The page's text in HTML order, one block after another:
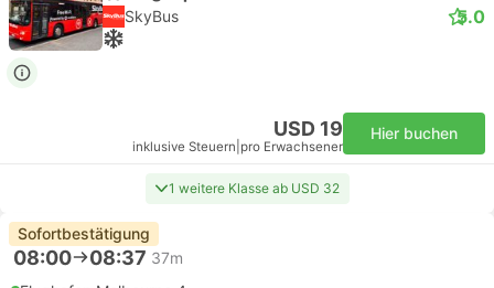
SkyBus 5.0
USD 19
inklusive Steuern pro Erwachsener
Hier buchen
1 weitere Klasse ab USD 32
Sofortbestätigung
08:00 08:37 37m